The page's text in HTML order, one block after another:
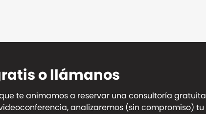
o llámanos
te animamos a reservar una consultoría gratuita
analizaremos (sin compromiso) tu